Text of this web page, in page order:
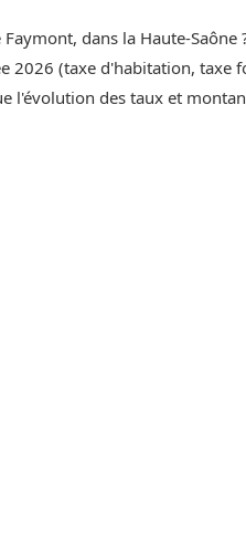
dans la Haute-Saône
2026 (taxe d'habitation, taxe
l'évolution des taux et